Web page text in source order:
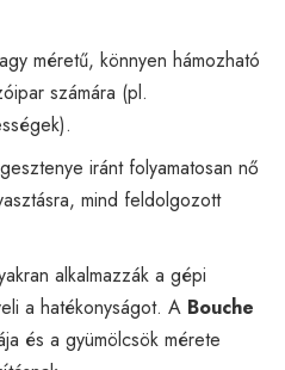
méretű, könnyen hámozható
számára (pl.
iránt folyamatosan nő
mind feldolgozott
alkalmazzák a gépi
a hatékonyságot. A Bouche
és a gyümölcsök mérete